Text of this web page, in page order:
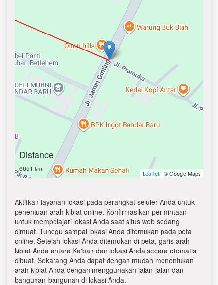
Distance
6651 km
Leaflet | © Google Maps
Aktifkan layanan lokasi pada perangkat seluler Anda untuk
penentuan arah kiblat online. Konfirmasikan permintaan
untuk mempelajari lokasi Anda saat situs web sedang
dimuat. Tunggu sampai lokasi Anda ditemukan pada peta
online. Setelah lokasi Anda ditemukan di peta, garis arah
kiblat Anda antara Ka'bah dan lokasi Anda secara otomatis
dibuat. Sekarang Anda dapat dengan mudah menentukan
arah kiblat Anda dengan menggunakan jalan-jalan dan
bangunan-bangunan di lokasi Anda.